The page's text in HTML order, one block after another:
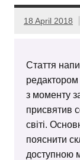
18 April 2018
Стаття
з моменту
присвятив
світі.
пояснити
доступною